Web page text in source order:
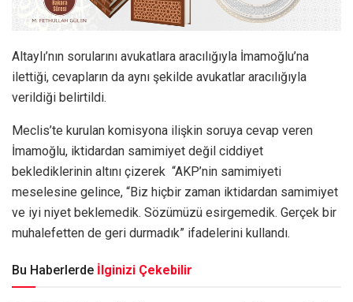
Altaylı’nın sorularını avukatlara aracılığıyla İmamoğlu’na
ilettiği, cevapların da aynı şekilde avukatlar aracılığıyla
verildiği belirtildi.
Meclis’te kurulan komisyona ilişkin soruya cevap veren
İmamoğlu, iktidardan samimiyet değil ciddiyet
beklediklerinin altını çizerek “AKP’nin samimiyeti
meselesine gelince, “Biz hiçbir zaman iktidardan samimiyet
ve iyi niyet beklemedik. Sözümüzü esirgemedik. Gerçek bir
muhalefetten de geri durmadık” ifadelerini kullandı.
Bu Haberlerde İlginizi Çekebilir